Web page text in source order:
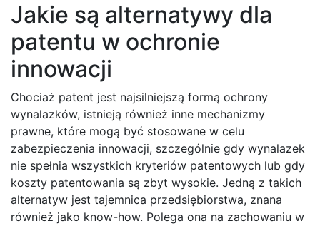
Jakie są alternatywy dla
patentu w ochronie
innowacji
Chociaż patent jest najsilniejszą formą ochrony
wynalazków, istnieją również inne mechanizmy
prawne, które mogą być stosowane w celu
zabezpieczenia innowacji, szczególnie gdy wynalazek
nie spełnia wszystkich kryteriów patentowych lub gdy
koszty patentowania są zbyt wysokie. Jedną z takich
alternatyw jest tajemnica przedsiębiorstwa, znana
również jako know-how. Polega ona na zachowaniu w